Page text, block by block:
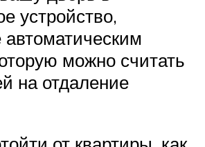
устройство,
можно считать
на отдаление